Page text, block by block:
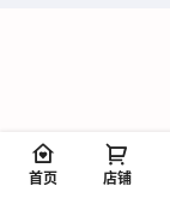
首页 店铺